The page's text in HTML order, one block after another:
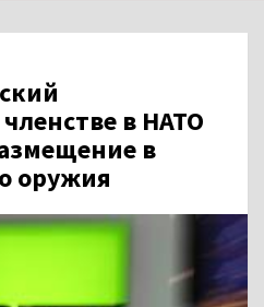
в НАТО
в
оружия